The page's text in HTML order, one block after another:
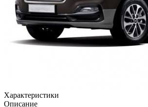
Характеристики
Описание